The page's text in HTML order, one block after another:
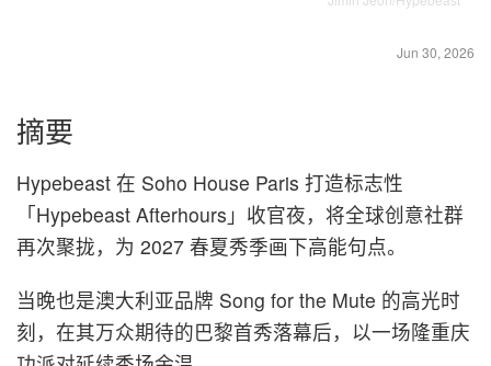
Jun 30, 2026
摘要
Hypebeast 在 Soho House Paris 打造标志性
「Hypebeast Afterhours」收官夜，将全球创意社群
再次聚拢，为 2027 春夏秀季画下高能句点。
当晚也是澳大利亚品牌 Song for the Mute 的高光时
刻，在其万众期待的巴黎首秀落幕后，以一场隆重庆